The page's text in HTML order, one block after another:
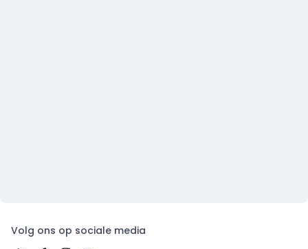
Volg ons op sociale media